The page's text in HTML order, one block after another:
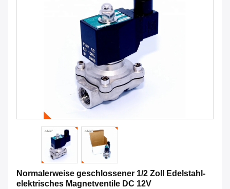
Normalerweise geschlossener 1/2 Zoll Edelstahl-
elektrisches Magnetventile DC 12V